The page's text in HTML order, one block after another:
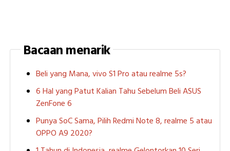
Bacaan menarik
Beli yang Mana, vivo S1 Pro atau realme 5s?
6 Hal yang Patut Kalian Tahu Sebelum Beli ASUS
ZenFone 6
Punya SoC Sama, Pilih Redmi Note 8, realme 5 atau
OPPO A9 2020?